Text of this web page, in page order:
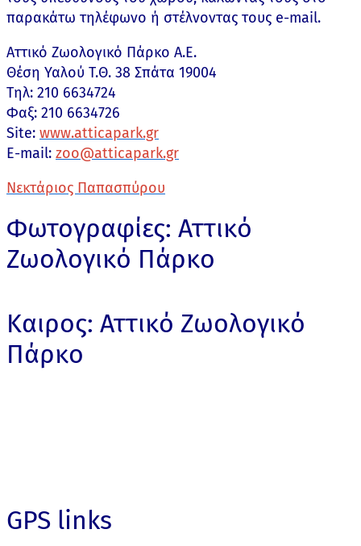
παρακάτω τηλέφωνο ή στέλνοντας τους e-mail.
Aττικό Ζωολογικό Πάρκο Α.Ε.
Θέση Υαλού Τ.Θ. 38 Σπάτα 19004
Tηλ: 210 6634724
Φαξ: 210 6634726
Site: www.atticapark.gr
E-mail: zoo@atticapark.gr
Νεκτάριος Παπασπύρου
Φωτογραφίες: Αττικό
Ζωολογικό Πάρκο
Καιρος: Αττικό Ζωολογικό
Πάρκο
GPS links